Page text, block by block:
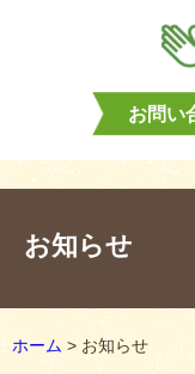
お問い
お知らせ
ホーム > お知らせ